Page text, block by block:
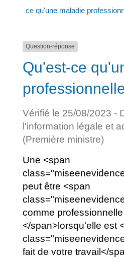
ce qu'une maladie
Question-réponse
Qu'est-ce
Vérifié le 25/08/2023 -
l'information légale et
(Première ministre)
Une <span
peut être <span
comme professionnelle
</span>lorsqu'elle est
fait de votre travail</